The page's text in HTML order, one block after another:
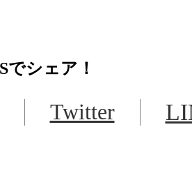
でシェア！
Twitter